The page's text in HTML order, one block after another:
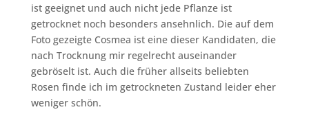
ist geeignet und auch nicht jede Pflanze ist
getrocknet noch besonders ansehnlich. Die auf dem
Foto gezeigte Cosmea ist eine dieser Kandidaten, die
nach Trocknung mir regelrecht auseinander
gebröselt ist. Auch die früher allseits beliebten
Rosen finde ich im getrockneten Zustand leider eher
weniger schön.